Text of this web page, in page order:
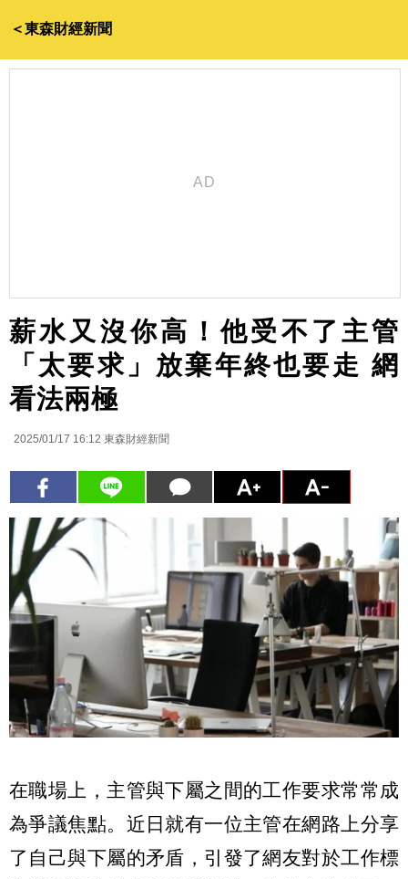
＜東森財經新聞
薪水又沒你高！他受不了主管
「太要求」放棄年終也要走 網
看法兩極
2025/01/17 16:12 東森財經新聞
在職場上，主管與下屬之間的工作要求常常成
為爭議焦點。近日就有一位主管在網路上分享
了自己與下屬的矛盾，引發了網友對於工作標